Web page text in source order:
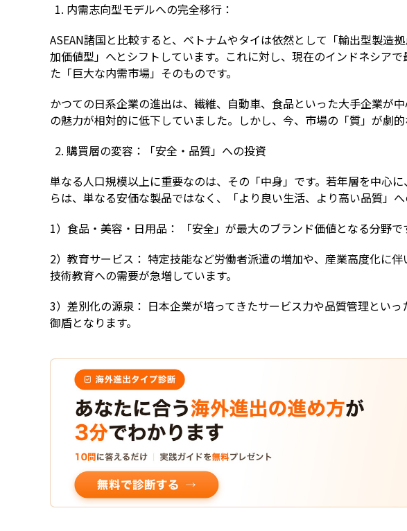
内需志向型モデルへの完全移行：
ASEAN諸国と比較すると、ベトナムやタイは依然として「輸出型製造
加価値型」へとシフトしています。これに対し、現在のインドネシア
た「巨大な内需市場」そのものです。
かつての日系企業の進出は、繊維、自動車、食品といった大手企業が
の魅力が相対的に低下していました。しかし、今、市場の「質」が劇的
購買層の変容：「安全・品質」への投資
単なる人口規模以上に重要なのは、その「中身」です。若年層を中心
らは、単なる安価な製品ではなく、「より良い生活、より高い品質」へ
1）食品・美容・日用品： 「安全」が最大のブランド価値となる分野で
2）教育サービス： 特定技能など労働者派遣の増加や、産業高度化に
技術教育への需要が急増しています。
3）差別化の源泉： 日本企業が培ってきたサービス力や品質管理とい
御盾となります。